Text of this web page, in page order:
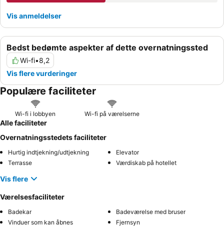
Bedst bedømte aspekter af dette overnatningssted
Wi-fi•8,2
Vis flere vurderinger
Vis anmeldelser
Populære faciliteter
Wi-fi i lobbyen Wi-fi på værelserne
Alle faciliteter
Overnatningsstedets faciliteter
Hurtig indtjekning/udtjekning
Elevator
Terrasse
Værdiskab på hotellet
Vis flere
Værelsesfaciliteter
Badekar
Badeværelse med bruser
Vinduer som kan åbnes
Fjernsyn